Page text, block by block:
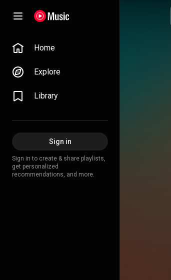
Home
Explore
Library
Sign in
Sign in to create & share playlists,
get personalized
recommendations, and more.